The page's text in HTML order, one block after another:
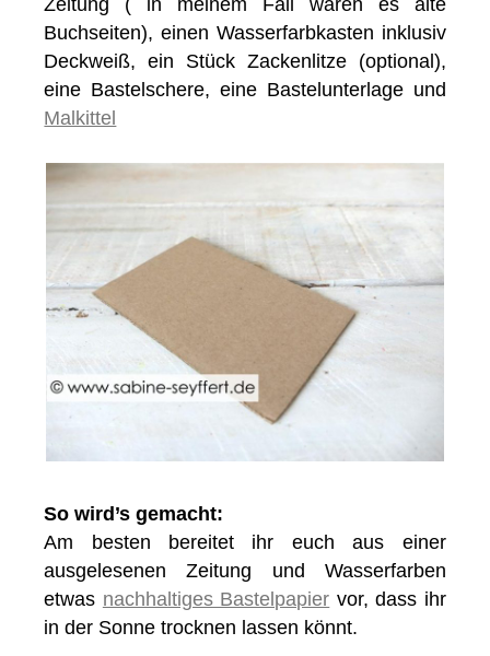
Zeitung ( in meinem Fall waren es alte
Buchseiten), einen Wasserfarbkasten inklusiv
Deckweiß, ein Stück Zackenlitze (optional),
eine Bastelschere, eine Bastelunterlage und
Malkittel
So wird’s gemacht:
Am besten bereitet ihr euch aus einer
ausgelesenen Zeitung und Wasserfarben
etwas nachhaltiges Bastelpapier vor, dass ihr
in der Sonne trocknen lassen könnt.